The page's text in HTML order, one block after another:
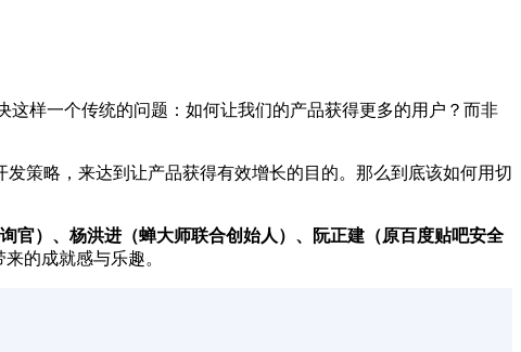
样一个传统的问题：如何让我们的产品获得更多的用户？而非
策略，来达到让产品获得有效增长的目的。那么到底该如何用切
官）、杨洪进（蝉大师联合创始人）、阮正建（原百度贴吧安全
的成就感与乐趣。